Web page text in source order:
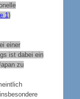
1)
einer
ist dabei ein
zu